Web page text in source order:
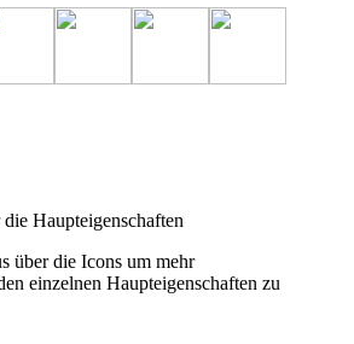
Haupteigenschaften
über die Icons um mehr
einzelnen Haupteigenschaften zu